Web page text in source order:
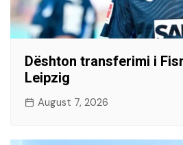
Dështon transferimi i
Leipzig
August 7, 2026